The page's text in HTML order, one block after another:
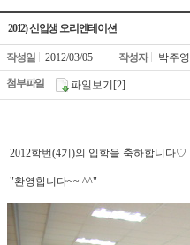
2012) 신입생 오리엔테이션
작성일 2012/03/05 작성자 박주영
첨부파일 파일보기[2]
2012학번(4기)의 입학을 축하합니다♡
"환영합니다~~ ^^"